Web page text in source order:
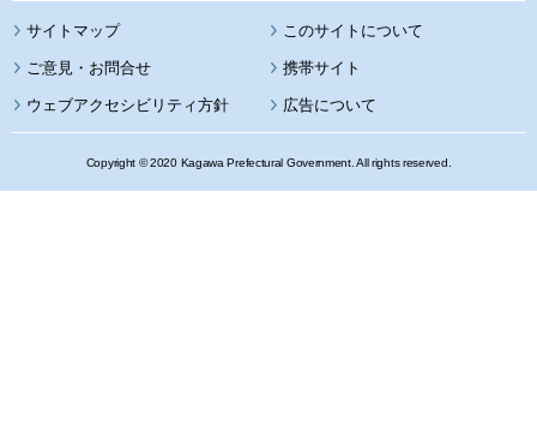
サイトマップ このサイトについて
携帯サイト
ウェブアクセシビリティ方針 広告について
Copyright © 2020 Kagawa Prefectural Government. All rights reserved.